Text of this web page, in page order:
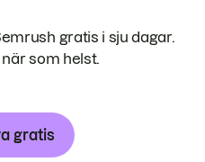
gratis i sju dagar.
som helst.
gratis